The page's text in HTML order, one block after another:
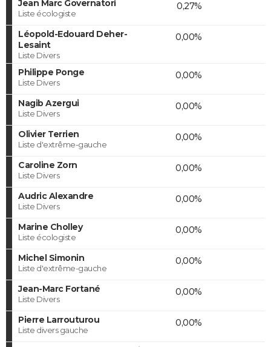
Jean Marc Governatori
Liste écologiste
0,27%
Léopold-Edouard Deher-
Lesaint
Liste Divers
0,00%
Philippe Ponge
Liste Divers
0,00%
Nagib Azergui
Liste Divers
0,00%
Olivier Terrien
Liste d'extrême-gauche
0,00%
Caroline Zorn
Liste Divers
0,00%
Audric Alexandre
Liste Divers
0,00%
Marine Cholley
Liste écologiste
0,00%
Michel Simonin
Liste d'extrême-gauche
0,00%
Jean-Marc Fortané
Liste Divers
0,00%
Pierre Larrouturou
Liste divers gauche
0,00%